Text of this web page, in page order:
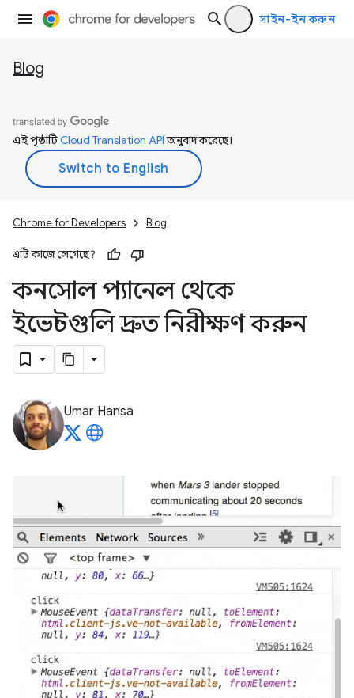
সাইন-ইন করুন
Blog
এই পৃষ্ঠাটিCloud Translation APIঅনুবাদ করেছে।
Chrome for Developers Blog
এটি কাজে লেগেছে?
কনসোল প্যানেল থেকে
ইভেন্টগুলি দ্রুত নিরীক্ষণ করুন
Umar Hansa